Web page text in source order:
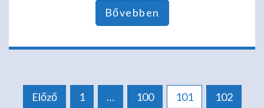
Bővebben
Bejegyzések
Előző 1 … 100 101
102